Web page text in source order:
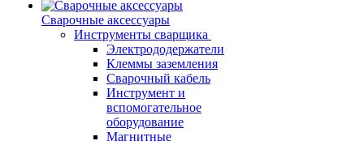
Сварочные аксессуары
Инструменты сварщика
Электрододержатели
Клеммы заземления
Сварочный кабель
Инструмент и
вспомогательное
оборудование
Магнитные